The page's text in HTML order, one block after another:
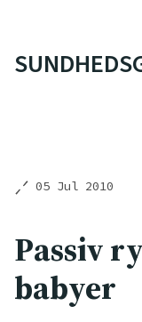
05 Jul 2010
Passiv
babyer